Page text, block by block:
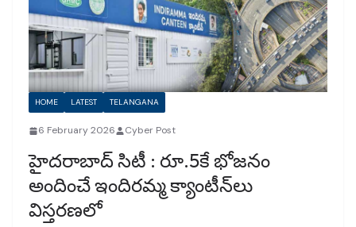
HOME LATEST TELANGANA
6 February 2026 Cyber Post
హైదరాబాద్ సిటీ : రూ.5కే భోజనం
అందించే ఇందిరమ్మ క్యాంటీన్‌లు
విస్తరణలో